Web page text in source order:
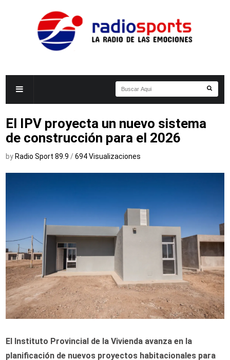
El IPV proyecta un nuevo sistema
de construcción para el 2026
by Radio Sport 89.9 /694 Visualizaciones
El Instituto Provincial de la Vivienda avanza en la
planificación de nuevos proyectos habitacionales para